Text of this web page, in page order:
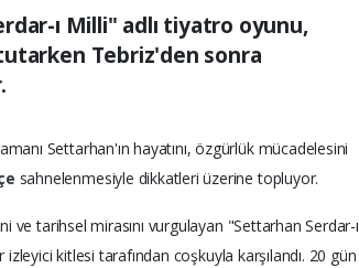
ı Milli" adlı tiyatro oyunu,
Tebriz'den sonra
Settarhan'ın hayatını, özgürlük mücadelesini
sahnelenmesiyle dikkatleri üzerine topluyor.
ve tarihsel mirasını vurgulayan "Settarhan Serdar-ı
kitlesi tarafından coşkuyla karşılandı. 20 gün